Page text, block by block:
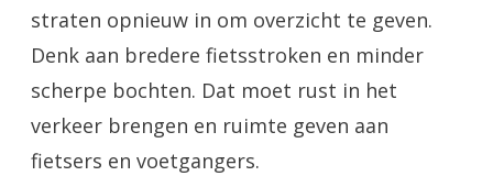
straten opnieuw in om overzicht te geven.
Denk aan bredere fietsstroken en minder
scherpe bochten. Dat moet rust in het
verkeer brengen en ruimte geven aan
fietsers en voetgangers.